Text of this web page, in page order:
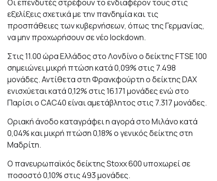
Οι επενδυτές στρέφουν το ενδιαφέρον τους στις
εξελίξεις σχετικά με την πανδημία και τις
προσπάθειες των κυβερνήσεων, όπως της Γερμανίας,
να μην προχωρήσουν σε νέο lockdown.
Στις 11.00 ώρα Ελλάδος στο Λονδίνο ο δείκτης FTSE 100
σημειώνει μικρή πτώση κατά 0,09% στις 7.498
μονάδες. Αντίθετα στη Φρανκφούρτη ο δείκτης DAX
ενισχύεται κατά 0,12% στις 16.171 μονάδες ενώ στο
Παρίσι ο CAC40 είναι αμετάβλητος στις 7.317 μονάδες.
Οριακή άνοδο καταγράφει η αγορά στο Μιλάνο κατά
0,04% και μικρή πτώση 0,18% ο γενικός δείκτης στη
Μαδρίτη.
Ο πανευρωπαϊκός δείκτης Stoxx 600 υποχωρεί σε
ποσοστό 0,10% στις 493 μονάδες.